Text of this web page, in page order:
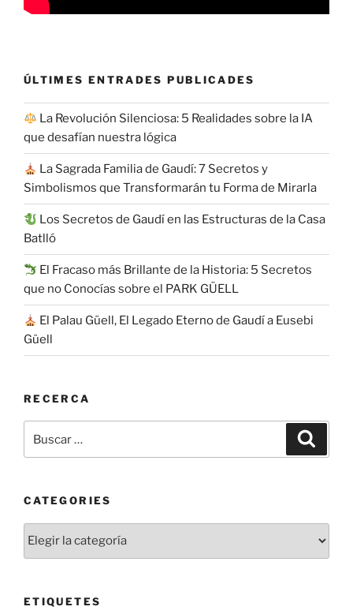
ÚLTIMES ENTRADES PUBLICADES
La Revolución Silenciosa: 5 Realidades sobre la IA
que desafían nuestra lógica
La Sagrada Familia de Gaudí: 7 Secretos y
Simbolismos que Transformarán tu Forma de Mirarla
Los Secretos de Gaudí en las Estructuras de la Casa
Batlló
El Fracaso más Brillante de la Historia: 5 Secretos
que no Conocías sobre el PARK GÜELL
El Palau Güell, El Legado Eterno de Gaudí a Eusebi
Güell
RECERCA
por:
CATEGORIES
ETIQUETES